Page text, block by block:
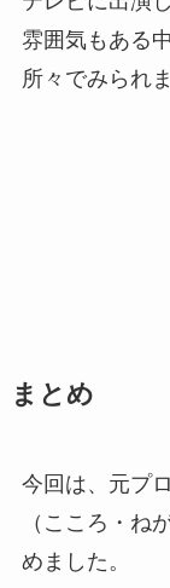
雰囲気もある
所々でみられ
まとめ
今回は、元プ
（こころ・ね
めました。